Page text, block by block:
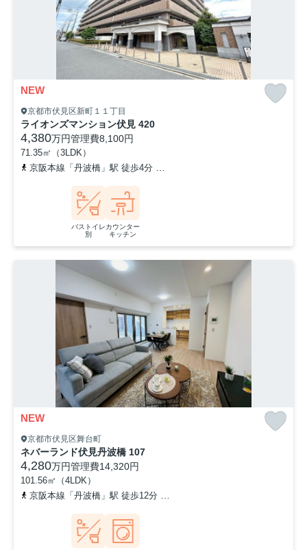
NEW
京都市伏見区新町１１丁目
ライオンズマンション伏見 420
4,380万円管理費8,100円
71.35㎡（3LDK）
京阪本線「丹波橋」駅 徒歩4分
バストイレ
別
カウンター
キッチン
NEW
京都市伏見区舞台町
ネバーランド伏見丹波橋 107
4,280万円管理費14,320円
101.56㎡（4LDK）
京阪本線「丹波橋」駅 徒歩12分